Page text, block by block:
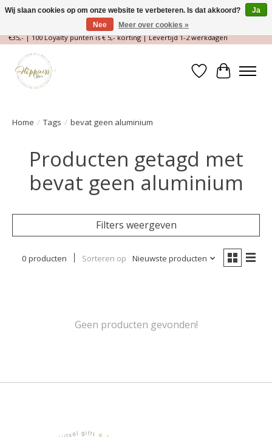
Magische Conceptstore, Edelstenen & Spirituele winkel | Gratis verzending >
€35,- | 100 Loyalty punten is € 5,- korting | Levertijd 1-2 werkdagen
Verlanglijst
Home / Tags / bevat geen aluminium
Producten getagd met
bevat geen aluminium
Filters weergeven
0 producten Sorteren op Nieuwste producten
Geen producten gevonden!
Wij slaan cookies op om onze website te verbeteren. Is dat akkoord?
Ja
Nee
Meer over cookies »